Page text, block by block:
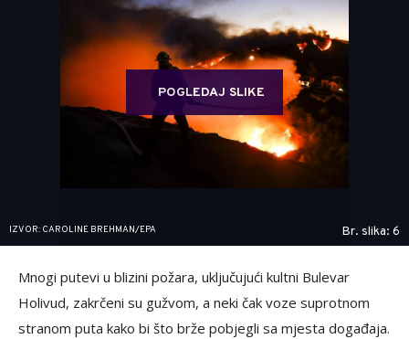
POGLEDAJ SLIKE
IZVOR: CAROLINE BREHMAN/EPA Br. slika: 6
Mnogi putevi u blizini požara, uključujući kultni Bulevar
Holivud, zakrčeni su gužvom, a neki čak voze suprotnom
stranom puta kako bi što brže pobjegli sa mjesta događaja.